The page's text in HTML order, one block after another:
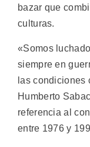
bazar que
culturas.
«Somos
siempre en
las condiciones
Humberto
referencia al
entre 1976 y